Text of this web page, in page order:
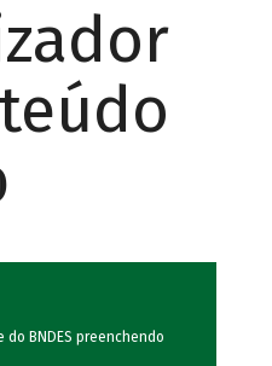
BNDES preenchendo